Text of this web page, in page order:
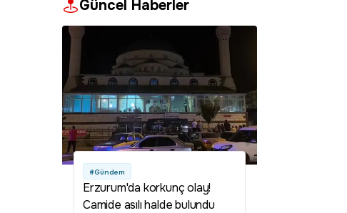
Güncel Haberler
#Gündem
Erzurum'da korkunç olay!
Camide asılı halde bulundu